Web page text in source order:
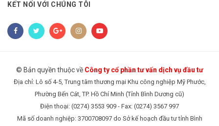
KẾT NỐI VỚI CHÚNG TÔI
© Bản quyền thuộc về Công ty cổ phần tư vấn dịch vụ đầu tư
Địa chỉ: Lô số 4-5, Trung tâm thương mại Khu công nghiệp Mỹ Phước,
Phường Bến Cát, TP. Hồ Chí Minh (Tỉnh Bình Dương cũ)
Điện thoại: (0274) 3553 909 - Fax: (0274) 3567 997
Mã số doanh nghiệp: 3700708097 do Sở kế hoạch đầu tư tỉnh Bình